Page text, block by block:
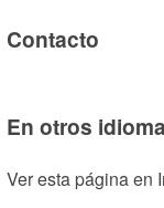
Contacto
En otros
Ver esta página en